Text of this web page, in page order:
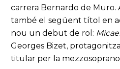
carrera Bernardo de Muro.
també el següent títol en
nou un debut de rol:
Georges Bizet,
titular per la